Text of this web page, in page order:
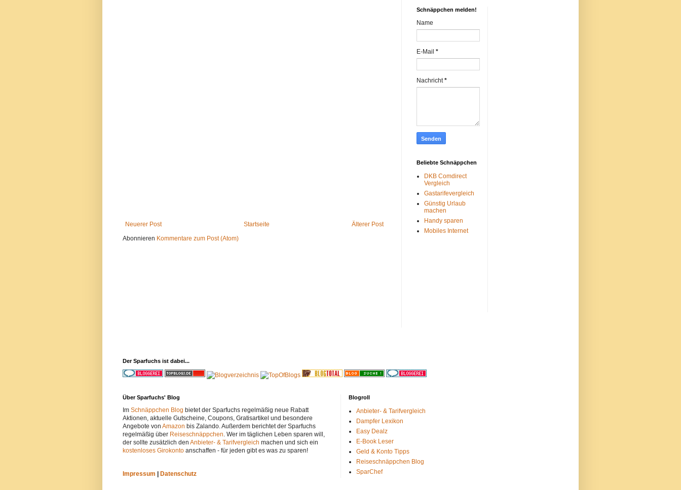
Neuerer Post Älterer Post
Startseite
Abonnieren Kommentare zum Post (Atom)
Schnäppchen melden!
Name
E-Mail *
Nachricht*
Beliebte Schnäppchen
DKB Comdirect
Vergleich
Gastarifevergleich
Günstig Urlaub
machen
Handy sparen
Mobiles Internet
Der Sparfuchs ist dabei...
Über Sparfuchs' Blog
Im Schnäppchen Blog bietet der Sparfuchs regelmäßig neue Rabatt
Aktionen, aktuelle Gutscheine, Coupons, Gratisartikel und besondere
Angebote von Amazon bis Zalando. Außerdem berichtet der Sparfuchs
regelmäßig über Reiseschnäppchen. Wer im täglichen Leben sparen will,
der sollte zusätzlich den Anbieter- & Tarifvergleich machen und sich ein
kostenloses Girokonto anschaffen - für jeden gibt es was zu sparen!
Impressum Datenschutz
Blogroll
Anbieter- & Tarifvergleich
Dampfer Lexikon
Easy Dealz
E-Book Leser
Geld & Konto Tipps
Reiseschnäppchen Blog
SparChef